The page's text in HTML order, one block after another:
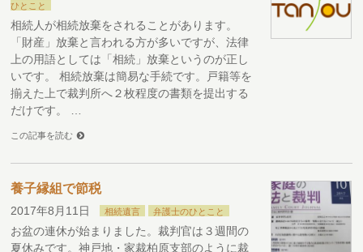
ひとこと
相続人が相続放棄をされることがあります。
「財産」放棄と言われる方が多いですが、法律
上の用語としては「相続」放棄というのが正し
いです。 相続放棄は簡易な手続です。戸籍等を
揃えた上で裁判所へ２枚程度の書類を提出する
だけです。 …
この記事を読む
養子縁組で節税
2017年8月11日 相続遺言 弁護士のひとこと
お盆の連休が始まりました。裁判官は３週間の
夏休みです。神戸地・家裁柏原支部のように裁